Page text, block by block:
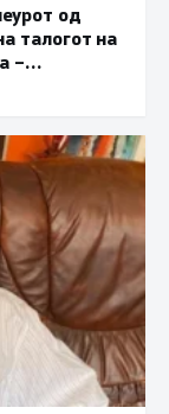
од
талогот на
–